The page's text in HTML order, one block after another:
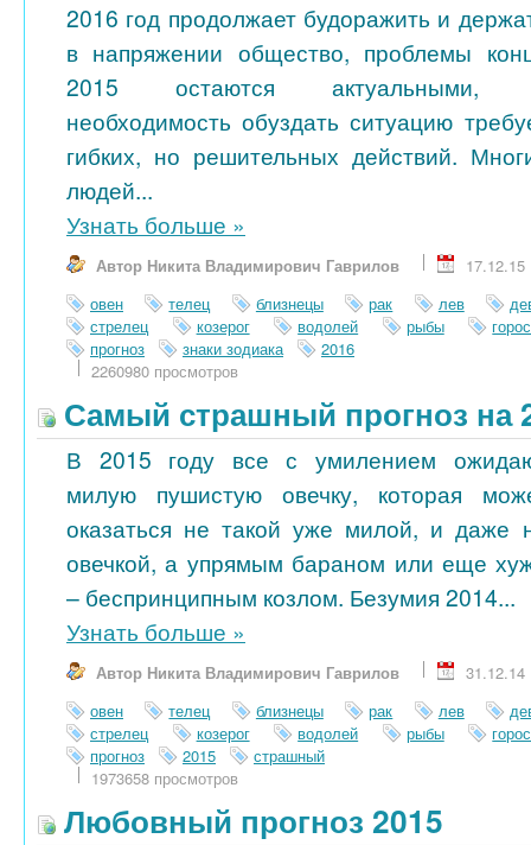
2016 год продолжает будоражить и
в напряжении общество, проблемы
2015 остаются актуальными,
необходимость обуздать ситуацию
гибких, но решительных действий.
людей...
Узнать больше »
Автор Никита Владимирович Гаврилов
17.12.15
овен
телец близнецы рак лев
стрелец
козерог водолей рыбы
прогноз
знаки зодиака
2016
2260980 просмотров
Самый страшный прогноз на
В 2015 году все с умилением
милую пушистую овечку, которая
оказаться не такой уже милой, и даже
овечкой, а упрямым бараном или еще
– беспринципным козлом. Безумия 2014...
Узнать больше »
Автор Никита Владимирович Гаврилов
31.12.14
овен
телец близнецы рак лев
стрелец
козерог водолей рыбы
прогноз
2015
страшный
1973658 просмотров
Любовный прогноз 2015